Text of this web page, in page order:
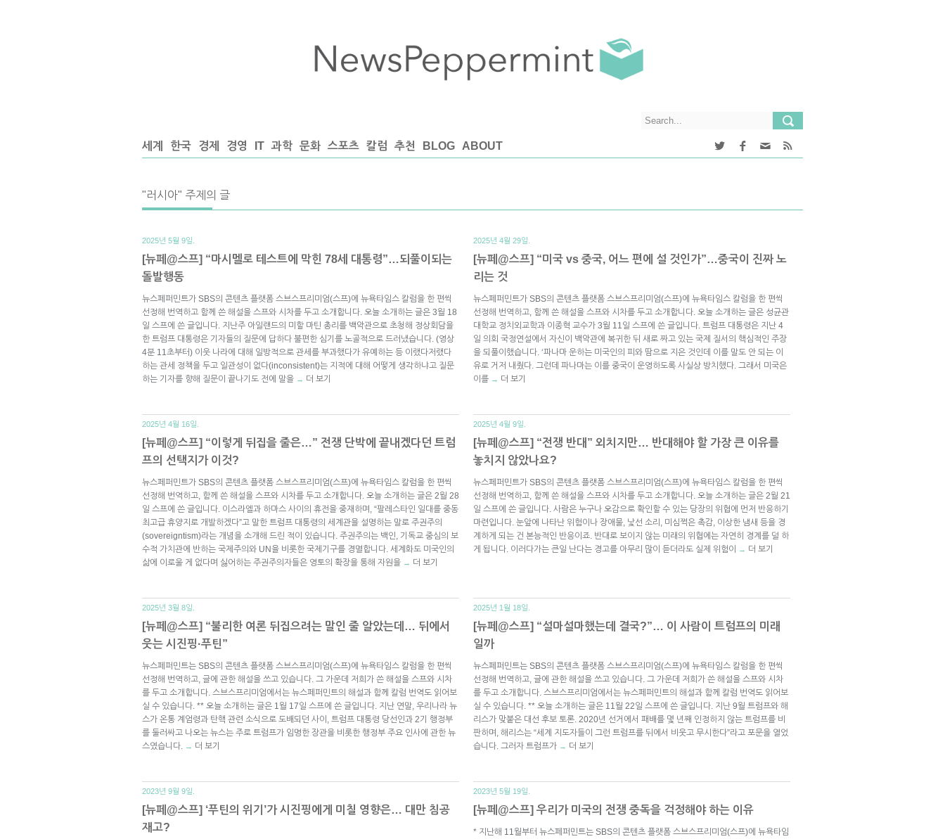
세계 한국 경제 경영 IT 과학 문화 스포츠 칼럼 추천 BLOG ABOUT
"러시아" 주제의 글
2025년 5월 9일.
[뉴페@스프] “마시멜로 테스트에 막힌 78세 대통령”…되풀이되는
돌발행동
뉴스페퍼민트가 SBS의 콘텐츠 플랫폼 스브스프리미엄(스프)에 뉴욕타임스 칼럼을 한 편씩
선정해 번역하고 함께 쓴 해설을 스프와 시차를 두고 소개합니다. 오늘 소개하는 글은 3월 18
일 스프에 쓴 글입니다. 지난주 아일랜드의 미할 마틴 총리를 백악관으로 초청해 정상회담을
한 트럼프 대통령은 기자들의 질문에 답하다 불편한 심기를 노골적으로 드러냈습니다. (영상
4분 11초부터) 이웃 나라에 대해 일방적으로 관세를 부과했다가 유예하는 등 이랬다저랬다
하는 관세 정책을 두고 일관성이 없다(inconsistent)는 지적에 대해 어떻게 생각하냐고 질문
하는 기자를 향해 질문이 끝나기도 전에 말을 → 더 보기
2025년 4월 29일.
[뉴페@스프] “미국 vs 중국, 어느 편에 설 것인가”…중국이 진짜 노
리는 것
뉴스페퍼민트가 SBS의 콘텐츠 플랫폼 스브스프리미엄(스프)에 뉴욕타임스 칼럼을 한 편씩
선정해 번역하고, 함께 쓴 해설을 스프와 시차를 두고 소개합니다. 오늘 소개하는 글은 성균관
대학교 정치외교학과 이종혁 교수가 3월 11일 스프에 쓴 글입니다. 트럼프 대통령은 지난 4
일 의회 국정연설에서 자신이 백악관에 복귀한 뒤 새로 짜고 있는 국제 질서의 핵심적인 주장
을 되풀이했습니다. ‘파나마 운하는 미국인의 피와 땀으로 지은 것인데 이를 말도 안 되는 이
유로 거저 내줬다. 그런데 파나마는 이를 중국이 운영하도록 사실상 방치했다. 그래서 미국은
이를 → 더 보기
2025년 4월 16일.
[뉴페@스프] “이렇게 뒤집을 줄은…” 전쟁 단박에 끝내겠다던 트럼
프의 선택지가 이것?
뉴스페퍼민트가 SBS의 콘텐츠 플랫폼 스브스프리미엄(스프)에 뉴욕타임스 칼럼을 한 편씩
선정해 번역하고, 함께 쓴 해설을 스프와 시차를 두고 소개합니다. 오늘 소개하는 글은 2월 28
일 스프에 쓴 글입니다. 이스라엘과 하마스 사이의 휴전을 중재하며, “팔레스타인 일대를 중동
최고급 휴양지로 개발하겠다”고 말한 트럼프 대통령의 세계관을 설명하는 말로 주권주의
(sovereigntism)라는 개념을 소개해 드린 적이 있습니다. 주권주의는 백인, 기독교 중심의 보
수적 가치관에 반하는 국제주의와 UN을 비롯한 국제기구를 경멸합니다. 세계화도 미국인의
삶에 이로울 게 없다며 싫어하는 주권주의자들은 영토의 확장을 통해 자원을 → 더 보기
2025년 4월 9일.
[뉴페@스프] “전쟁 반대” 외치지만… 반대해야 할 가장 큰 이유를
놓치지 않았나요?
뉴스페퍼민트가 SBS의 콘텐츠 플랫폼 스브스프리미엄(스프)에 뉴욕타임스 칼럼을 한 편씩
선정해 번역하고, 함께 쓴 해설을 스프와 시차를 두고 소개합니다. 오늘 소개하는 글은 2월 21
일 스프에 쓴 글입니다. 사람은 누구나 오감으로 확인할 수 있는 당장의 위협에 먼저 반응하기
마련입니다. 눈앞에 나타난 위험이나 장애물, 낯선 소리, 미심쩍은 촉감, 이상한 냄새 등을 경
계하게 되는 건 본능적인 반응이죠. 반대로 보이지 않는 미래의 위협에는 자연히 경계를 덜 하
게 됩니다. 이러다가는 큰일 난다는 경고를 아무리 많이 듣더라도 실제 위험이
→ 더 보기
2025년 3월 8일.
[뉴페@스프] “불리한 여론 뒤집으려는 말인 줄 알았는데… 뒤에서
웃는 시진핑·푸틴”
뉴스페퍼민트는 SBS의 콘텐츠 플랫폼 스브스프리미엄(스프)에 뉴욕타임스 칼럼을 한 편씩
선정해 번역하고, 글에 관한 해설을 쓰고 있습니다. 그 가운데 저희가 쓴 해설을 스프와 시차
를 두고 소개합니다. 스브스프리미엄에서는 뉴스페퍼민트의 해설과 함께 칼럼 번역도 읽어보
실 수 있습니다. ** 오늘 소개하는 글은 1월 17일 스프에 쓴 글입니다. 지난 연말, 우리나라 뉴
스가 온통 계엄령과 탄핵 관련 소식으로 도배되던 사이, 트럼프 대통령 당선인과 2기 행정부
를 둘러싸고 나오는 뉴스는 주로 트럼프가 임명한 장관을 비롯한 행정부 주요 인사에 관한 뉴
스였습니다. → 더 보기
2025년 1월 18일.
[뉴페@스프] “설마설마했는데 결국?”… 이 사람이 트럼프의 미래
일까
뉴스페퍼민트는 SBS의 콘텐츠 플랫폼 스브스프리미엄(스프)에 뉴욕타임스 칼럼을 한 편씩
선정해 번역하고, 글에 관한 해설을 쓰고 있습니다. 그 가운데 저희가 쓴 해설을 스프와 시차
를 두고 소개합니다. 스브스프리미엄에서는 뉴스페퍼민트의 해설과 함께 칼럼 번역도 읽어보
실 수 있습니다. ** 오늘 소개하는 글은 11월 22일 스프에 쓴 글입니다. 지난 9월 트럼프와 해
리스가 맞붙은 대선 후보 토론. 2020년 선거에서 패배를 몇 년째 인정하지 않는 트럼프를 비
판하며, 해리스는 “세계 지도자들이 그런 트럼프를 뒤에서 비웃고 무시한다”라고 포문을 열었
습니다. 그러자 트럼프가 → 더 보기
2023년 9월 9일.
[뉴페@스프] ‘푸틴의 위기’가 시진핑에게 미칠 영향은… 대만 침공
재고?
2023년 5월 19일.
[뉴페@스프] 우리가 미국의 전쟁 중독을 걱정해야 하는 이유
* 지난해 11월부터 뉴스페퍼민트는 SBS의 콘텐츠 플랫폼 스브스프리미엄(스프)에 뉴욕타임